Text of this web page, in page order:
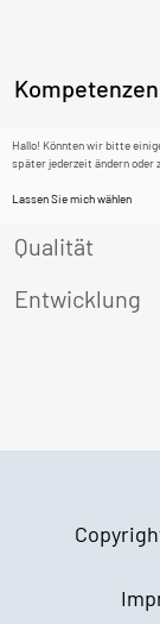
Kompetenzen
Werkzeugbau
Qualität
Entwicklung
Hallo! Könnten wir bitte
später jederzeit ändern oder
Lassen Sie mich wählen